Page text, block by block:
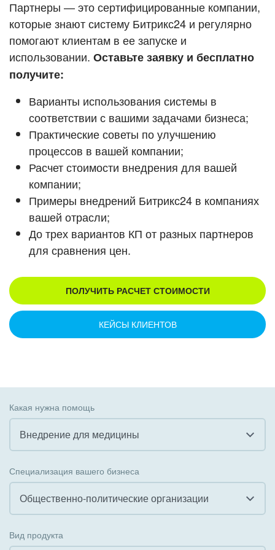
ВХОД
ВХОД
Смотреть видеокейсы
Партнеры — это сертифицированные компании,
которые знают систему Битрикс24 и регулярно
помогают клиентам в ее запуске и
использовании. Оставьте заявку и бесплатно
получите:
Варианты использования системы в
соответствии с вашими задачами бизнеса;
Практические советы по улучшению
процессов в вашей компании;
Расчет стоимости внедрения для вашей
компании;
Примеры внедрений Битрикс24 в компаниях
вашей отрасли;
До трех вариантов КП от разных партнеров
для сравнения цен.
ПОЛУЧИТЬ РАСЧЕТ СТОИМОСТИ
КЕЙСЫ КЛИЕНТОВ
Какая нужна помощь
Внедрение для медицины
Внедрение КЭДО
Интеграция с 1С
Специализация вашего бизнеса
Общественно-политические организации
Вид продукта